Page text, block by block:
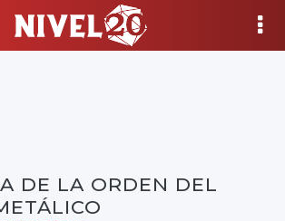
DE LA ORDEN DEL